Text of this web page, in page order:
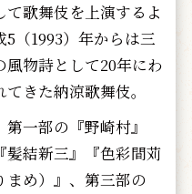
歌舞伎を上演するよ
（1993）年からは三
物詩として20年にわ
きた納涼歌舞伎。
一部の『野崎村』
髪結新三』『色彩間苅
まめ）』、第三部の